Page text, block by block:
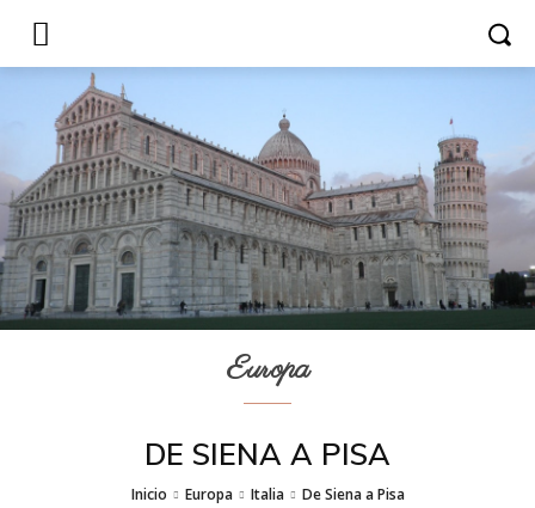
Europa
DE SIENA A PISA
Inicio Europa Italia De Siena a Pisa